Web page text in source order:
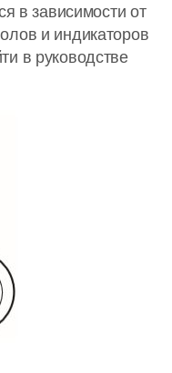
в зависимости от
и индикаторов
в руководстве